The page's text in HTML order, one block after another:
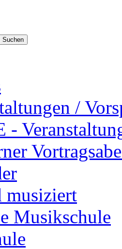
Suchen
/
-
musiziert
Musikschule